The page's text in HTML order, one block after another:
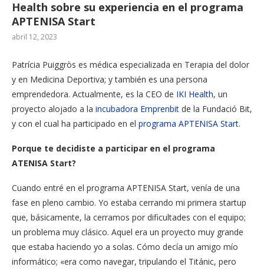
Health sobre su experiencia en el programa
APTENISA Start
abril 12, 2023
Patrícia Puiggròs es médica especializada en Terapia del dolor
y en Medicina Deportiva; y también es una persona
emprendedora. Actualmente, es la CEO de IKI Health, un
proyecto alojado a la incubadora Emprenbit de la Fundació Bit,
y con el cual ha participado en el programa APTENISA Start.
Porque te decidiste a participar en el programa
ATENISA Start?
Cuando entré en el programa APTENISA Start, venía de una
fase en pleno cambio. Yo estaba cerrando mi primera startup
que, básicamente, la cerramos por dificultades con el equipo;
un problema muy clásico. Aquel era un proyecto muy grande
que estaba haciendo yo a solas. Cómo decía un amigo mío
informático; «era como navegar, tripulando el Titánic, pero